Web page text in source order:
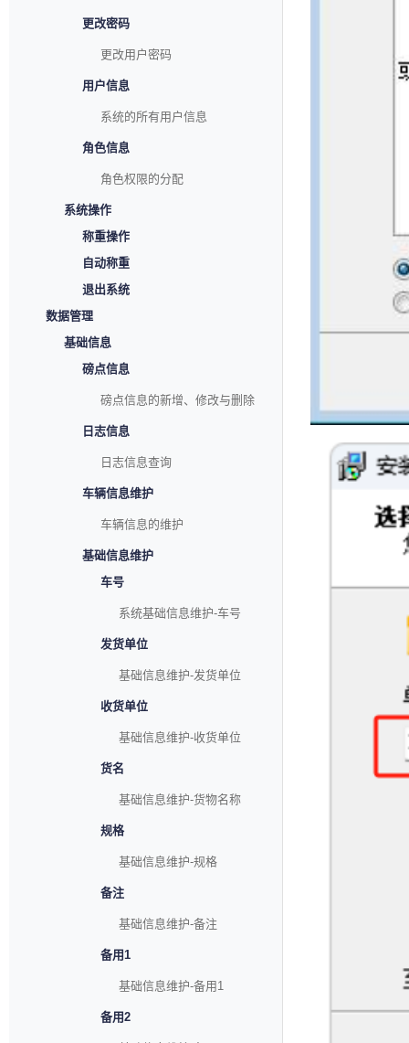
更改密码
更改用户密码
用户信息
系统的所有用户信息
角色信息
角色权限的分配
系统操作
称重操作
自动称重
退出系统
数据管理
基础信息
磅点信息
磅点信息的新增、修改与删除
日志信息
日志信息查询
车辆信息维护
车辆信息的维护
基础信息维护
车号
系统基础信息维护-车号
发货单位
基础信息维护-发货单位
收货单位
基础信息维护-收货单位
货名
基础信息维护-货物名称
规格
基础信息维护-规格
备注
基础信息维护-备注
备用1
基础信息维护-备用1
备用2